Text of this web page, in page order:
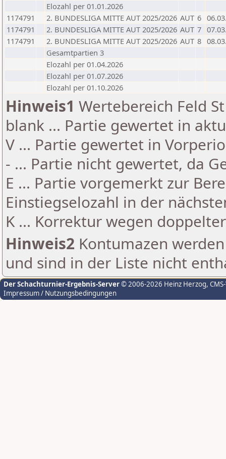
Elozahl per 01.01.2026
1174791
2. BUNDESLIGA MITTE AUT 2025/2026 AUT 6
1174791
2. BUNDESLIGA MITTE AUT 2025/2026 AUT 7
1174791
2. BUNDESLIGA MITTE AUT 2025/2026 AUT 8
Gesamtpartien 3
Elozahl per 01.04.2026
Elozahl per 01.07.2026
Elozahl per 01.10.2026
Hinweis1 Wertebereich Feld
blank ... Partie gewertet in
V ... Partie gewertet in
- ... Partie nicht gewertet, da
E ... Partie vorgemerkt zur
Einstiegselozahl in der
K ... Korrektur wegen
Hinweis2 Kontumazen
und sind in der Liste nicht
Der Schachturnier-Ergebnis-Server© 2006-2026 Heinz Herzog,
Impressum / Nutzungsbedingungen